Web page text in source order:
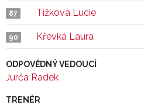
87 Tížková Lucie
90 Křevká Laura
ODPOVĚDNÝ VEDOUCÍ
Jurča Radek
TRENÉR